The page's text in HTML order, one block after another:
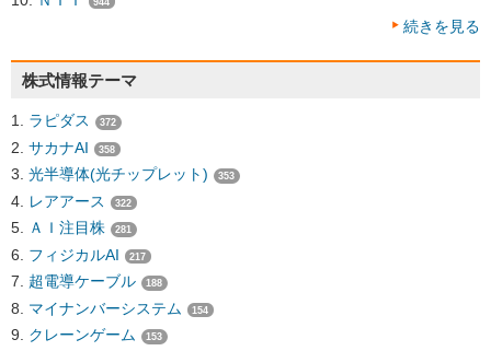
続きを見る
株式情報テーマ
ラピダス 372
サカナAI 358
光半導体(光チップレット) 353
レアアース 322
ＡＩ注目株 281
フィジカルAI 217
超電導ケーブル 188
マイナンバーシステム 154
クレーンゲーム 153